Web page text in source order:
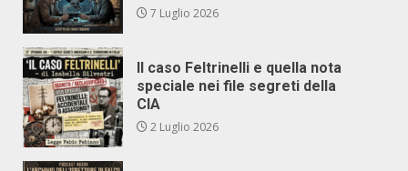
7 Luglio 2026
Il caso Feltrinelli e quella nota
speciale nei file segreti della
CIA
2 Luglio 2026